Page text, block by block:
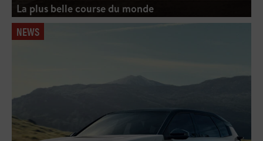
La plus belle course du monde
NEWS